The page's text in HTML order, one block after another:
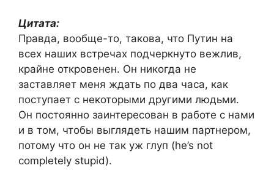
Цитата:
Правда, вообще-то, такова, что Путин на
всех наших встречах подчеркнуто вежлив,
крайне откровенен. Он никогда не
заставляет меня ждать по два часа, как
поступает с некоторыми другими людьми.
Он постоянно заинтересован в работе с нами
и в том, чтобы выглядеть нашим партнером,
потому что он не так уж глуп (he’s not
completely stupid).